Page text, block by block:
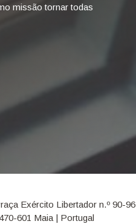
missão tornar todas
Exército Libertador n.º 90-96
601 Maia | Portugal